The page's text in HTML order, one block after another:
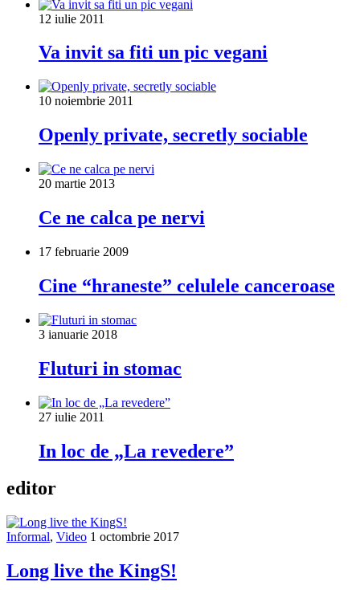
12 iulie 2011
Va invit sa fiti un pic vegani
10 noiembrie 2011
Openly private, secretly sociable
20 martie 2013
Ce ne calca pe nervi
17 februarie 2009
Cine “hraneste” celulele canceroase
3 ianuarie 2018
Fluturi in stomac
27 iulie 2011
In loc de „La revedere”
editor
Informal, Video 1 octombrie 2017
Long live the KingS!